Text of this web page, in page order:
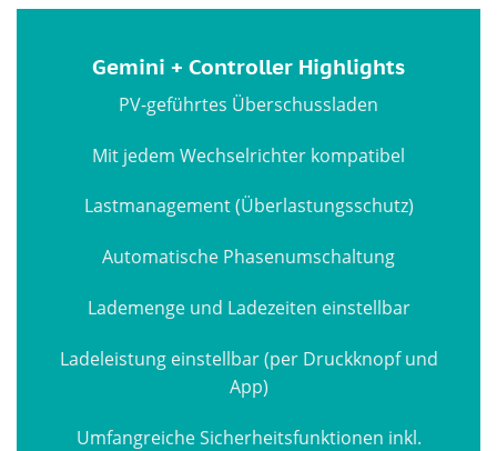
Gemini + Controller Highlights
PV-geführtes Überschussladen
Mit jedem Wechselrichter kompatibel
Lastmanagement (Überlastungsschutz)
Automatische Phasenumschaltung
Lademenge und Ladezeiten einstellbar
Ladeleistung einstellbar (per Druckknopf und
App)
Umfangreiche Sicherheitsfunktionen inkl.